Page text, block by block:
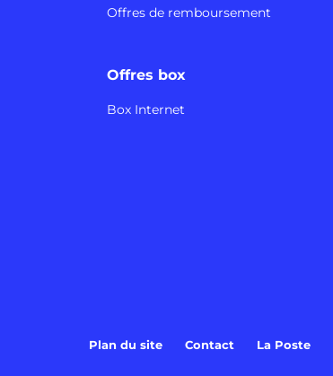
Offres de remboursement
Offres box
Box Internet
Plan du site Contact La Poste